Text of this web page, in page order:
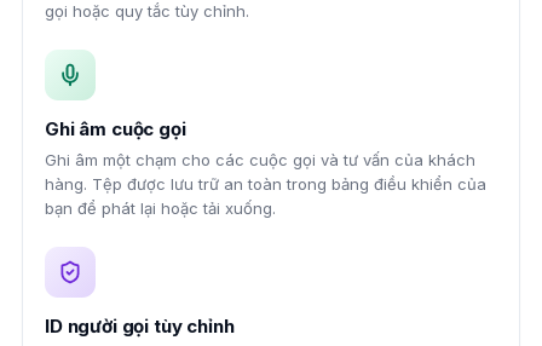
gọi hoặc quy tắc tùy chỉnh.
Ghi âm cuộc gọi
Ghi âm một chạm cho các cuộc gọi và tư vấn của khách
hàng. Tệp được lưu trữ an toàn trong bảng điều khiển của
bạn để phát lại hoặc tải xuống.
ID người gọi tùy chỉnh